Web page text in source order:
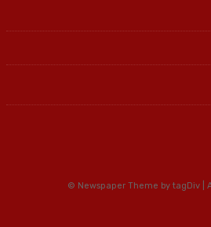
© Newspaper Theme by tagDiv |